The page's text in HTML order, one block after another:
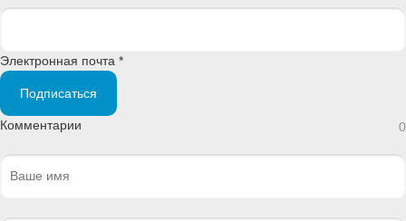
Электронная почта *
Подписаться
Комментарии 0